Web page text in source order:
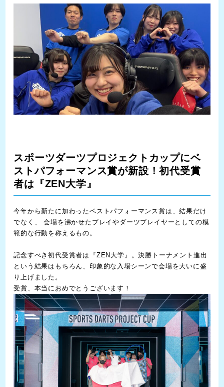
スポーツダーツプロジェクトカップにベ
ストパフォーマンス賞が新設！初代受賞
者は『ZEN大学』
今年から新たに加わったベストパフォーマンス賞は、結果だけ
でなく、 会場を沸かせたプレイやダーツプレイヤーとしての模
範的な行動を称えるもの。
記念すべき初代受賞者は『ZEN大学』。決勝トーナメント進出
という結果はもちろん、印象的な入場シーンで会場を大いに盛
り上げました。
受賞、本当におめでとうございます！